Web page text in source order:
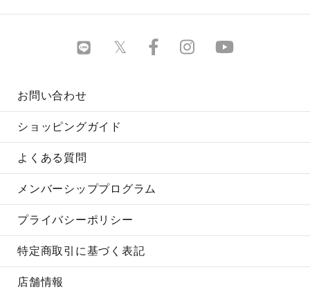
お問い合わせ
ショッピングガイド
よくある質問
メンバーシッププログラム
プライバシーポリシー
特定商取引に基づく表記
店舗情報